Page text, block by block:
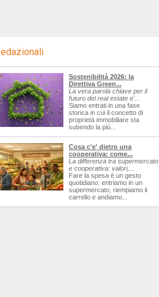
Sostenibilità 2026: la
Direttiva Green...
La vera parola chiave per il
futuro del real estate e'...
Siamo entrati in una fase
storica in cui il concetto di
proprietà immobiliare sta
subendo la più...
Cosa c'e' dietro una
cooperativa: come...
La differenza tra supermercato
e cooperativa: valori,...
Fare la spesa è un gesto
quotidiano: entriamo in un
supermercato, riempiamo il
carrello e andiamo...